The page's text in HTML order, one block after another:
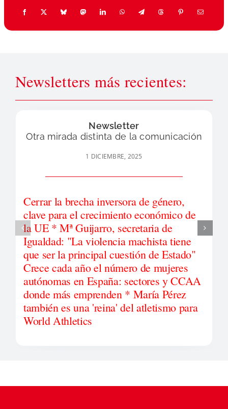
Newsletters más recientes:
Newsletter
Otra mirada distinta de la comunicación
1 DICIEMBRE, 2025
Cerrar la brecha inversora de género,
clave para el crecimiento económico de
la UE * Mª Guijarro, secretaria de
Igualdad: "La violencia machista tiene
que ser la principal cuestión de Estado"
Crece cada año el número de mujeres
autónomas en España: sectores y CCAA
donde más emprenden * María Pérez
también es una 'reina' del atletismo para
World Athletics